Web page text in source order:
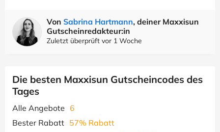
Von Sabrina Hartmann, deiner Maxxisun
Gutscheinredakteur:in
Zuletzt überprüft vor 1 Woche
Die besten Maxxisun Gutscheincodes des
Tages
Alle Angebote 6
Bester Rabatt 57% Rabatt